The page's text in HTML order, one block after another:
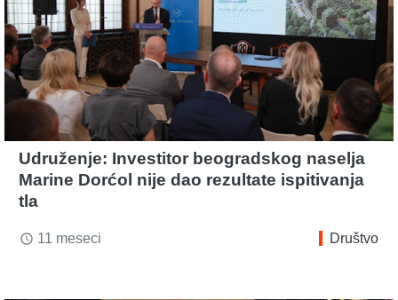
Udruženje: Investitor beogradskog naselja
Marine Dorćol nije dao rezultate ispitivanja
tla
access_time 11 meseci Društvo